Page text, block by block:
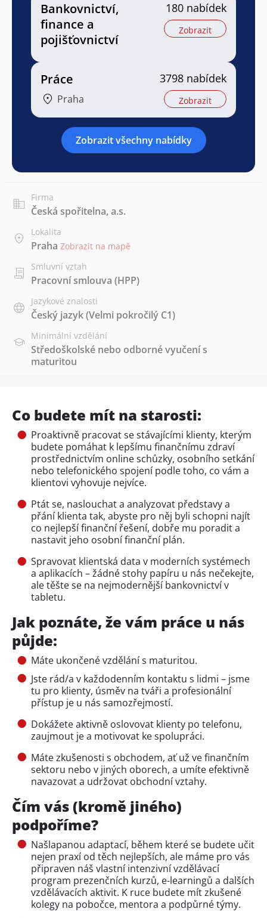
Bankovnictví,
finance a
pojišťovnictví
180 nabídek
Zobrazit
Práce
Praha
3798 nabídek
Zobrazit
Zobrazit všechny nabídky
Firma
Česká spořitelna, a.s.
Lokalita
Praha Zobrazit na mapě
Smluvní vztah
Pracovní smlouva (HPP)
Jazykové znalosti
Český jazyk(Velmi pokročilý C1)
Minimální vzdělání
Středoškolské nebo odborné vyučení s
maturitou
Co budete mít na starosti:
Proaktivně pracovat se stávajícími klienty, kterým
budete pomáhat k lepšímu finančnímu zdraví
prostřednictvím online schůzky, osobního setkání
nebo telefonického spojení podle toho, co vám a
klientovi vyhovuje nejvíce.
Ptát se, naslouchat a analyzovat představy a
přání klienta tak, abyste pro něj byli schopni najít
co nejlepší finanční řešení, dobře mu poradit a
nastavit jeho osobní finanční plán.
Spravovat klientská data v moderních systémech
a aplikacích – žádné stohy papíru u nás nečekejte,
ale těšte se na nejmodernější bankovnictví v
tabletu.
Jak poznáte, že vám práce u nás
půjde:
Máte ukončené vzdělání s maturitou.
Jste rád/a v každodenním kontaktu s lidmi – jsme
tu pro klienty, úsměv na tváři a profesionální
přístup je u nás samozřejmostí.
Dokážete aktivně oslovovat klienty po telefonu,
zaujmout je a motivovat ke spolupráci.
Máte zkušenosti s obchodem, ať už ve finančním
sektoru nebo v jiných oborech, a umíte efektivně
navazovat a udržovat obchodní vztahy.
Čím vás (kromě jiného)
podpoříme?
Našlapanou adaptací, během které se budete učit
nejen praxí od těch nejlepších, ale máme pro vás
připraven náš vlastní intenzivní vzdělávací
program prezenčních kurzů, e-learningů a dalších
vzdělávacích aktivit. K ruce budete mít zkušené
kolegy na pobočce, mentora a podpůrné týmy.